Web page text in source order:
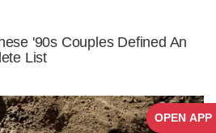
OPEN APP